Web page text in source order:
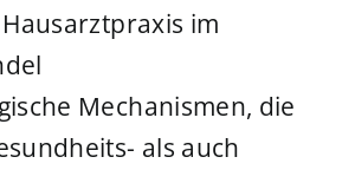
im
Mechanismen, die
als auch